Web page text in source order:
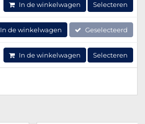
In de winkelwagen Selecteren
In de winkelwagen Geselecteerd
In de winkelwagen Selecteren